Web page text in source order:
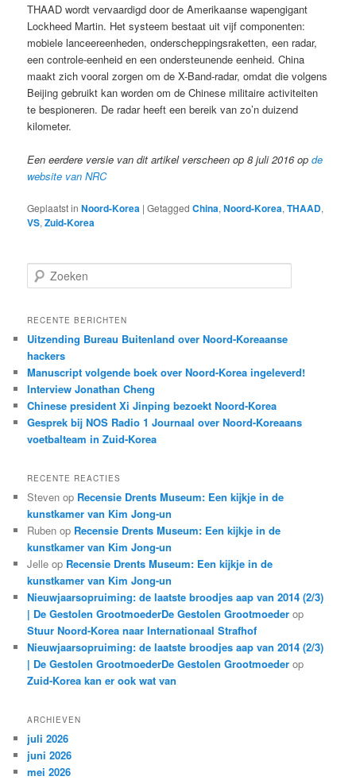
THAAD wordt vervaardigd door de Amerikaanse wapengigant
Lockheed Martin. Het systeem bestaat uit vijf componenten:
mobiele lanceereenheden, onderscheppingsraketten, een radar,
een controle-eenheid en een ondersteunende eenheid. China
maakt zich vooral zorgen om de X-Band-radar, omdat die volgens
Beijing gebruikt kan worden om de Chinese militaire activiteiten
te bespioneren. De radar heeft een bereik van zo’n duizend
kilometer.
Een eerdere versie van dit artikel verscheen op 8 juli 2016 opde
website van NRC
Geplaatst in Noord-Korea |Getagged China,Noord-Korea,THAAD,
VS,Zuid-Korea
o
k
n
RECENTE BERICHTEN
Uitzending Bureau Buitenland over Noord-Koreaanse
hackers
Manuscript volgende boek over Noord-Korea ingeleverd!
Interview Jonathan Cheng
Chinese president Xi Jinping bezoekt Noord-Korea
Gesprek bij NOS Radio 1 Journaal over Noord-Koreaans
voetbalteam in Zuid-Korea
RECENTE REACTIES
Steven op Recensie Drents Museum: Een kijkje in de
kunstkamer van Kim Jong-un
Ruben op Recensie Drents Museum: Een kijkje in de
kunstkamer van Kim Jong-un
Jelle op Recensie Drents Museum: Een kijkje in de
kunstkamer van Kim Jong-un
Nieuwjaarsopruiming: de laatste broodjes aap van 2014 (2/3)
| De Gestolen GrootmoederDe Gestolen Grootmoeder op
Stuur Noord-Korea naar Internationaal Strafhof
Nieuwjaarsopruiming: de laatste broodjes aap van 2014 (2/3)
| De Gestolen GrootmoederDe Gestolen Grootmoeder op
Zuid-Korea kan er ook wat van
ARCHIEVEN
juli 2026
juni 2026
mei 2026